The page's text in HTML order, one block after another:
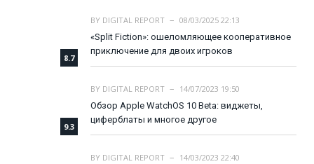
8.7
BY DIGITAL REPORT
08/03/2025 22:13
«Split Fiction»: ошеломляющее кооперативное
приключение для двоих игроков
9.3
BY DIGITAL REPORT
14/07/2023 19:50
Обзор Apple WatchOS 10 Beta: виджеты,
циферблаты и многое другое
BY DIGITAL REPORT
14/03/2023 22:40